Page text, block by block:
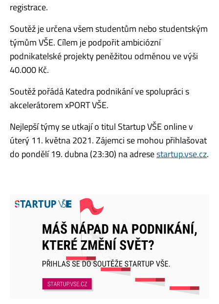
registrace.
Soutěž je určena všem studentům nebo studentským
týmům VŠE. Cílem je podpořit ambiciózní
podnikatelské projekty peněžitou odměnou ve výši
40.000 Kč.
Soutěž pořádá Katedra podnikání ve spolupráci s
akcelerátorem xPORT VŠE.
Nejlepší týmy se utkají o titul Startup VŠE online v
úterý 11. května 2021. Zájemci se mohou přihlašovat
do pondělí 19. dubna (23:30) na adresestartup.vse.cz.